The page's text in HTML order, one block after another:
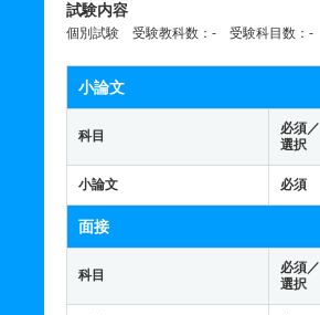
試験内容
個別試験 受験教科数：- 受験科目数：-
小論文
科目
必須／
選択
小論文 必須
面接
科目
必須／
選択